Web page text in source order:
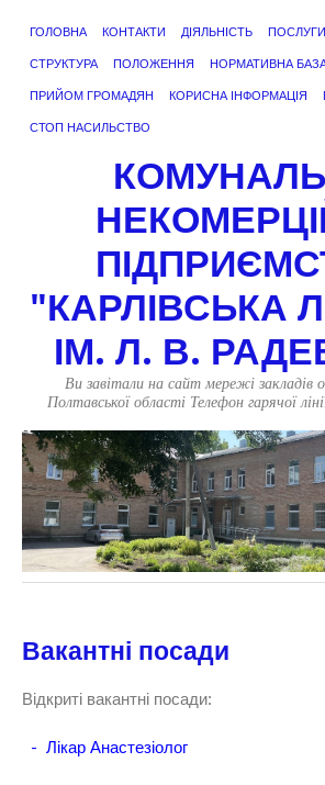
ГОЛОВНА КОНТАКТИ ДІЯЛЬНІСТЬ ПОСЛУГИ
СТРУКТУРА ПОЛОЖЕННЯ НОРМАТИВНА
ПРИЙОМ ГРОМАДЯН КОРИСНА ІНФОРМАЦІЯ
СТОП НАСИЛЬСТВО
"КАРЛІВСЬКА
ІМ. Л. В.
Ви завітали на сайт мережі закладів
Полтавської області Телефон гарячої
Вакантні посади
Відкриті вакантні посади:
- Лікар Анастезіолог